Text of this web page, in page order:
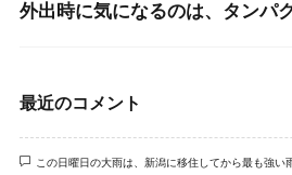
外出時に気になるのは、タンパ
最近のコメント
この日曜日の大雨は、新潟に移住してから最も強い